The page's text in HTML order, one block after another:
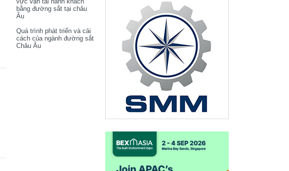
bằng đường sắt tại châu
Âu
Quá trình phát triển và cải
cách của ngành đường sắt
Châu Âu